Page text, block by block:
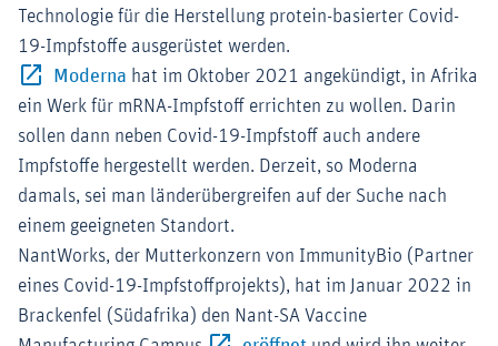
Technologie für die Herstellung protein-basierter Covid-
19-Impfstoffe ausgerüstet werden.
Moderna Externer-Link (Öffnet im neuen Fenster)
hat im Oktober 2021 angekündigt, in Afrika
ein Werk für mRNA-Impfstoff errichten zu wollen. Darin
sollen dann neben Covid-19-Impfstoff auch andere
Impfstoffe hergestellt werden. Derzeit, so Moderna
damals, sei man länderübergreifen auf der Suche nach
einem geeigneten Standort.
NantWorks, der Mutterkonzern von ImmunityBio (Partner
eines Covid-19-Impfstoffprojekts), hat im Januar 2022 in
Brackenfel (Südafrika) den Nant-SA Vaccine